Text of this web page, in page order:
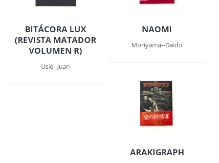
BITÁCORA LUX
(REVISTA MATADOR
VOLUMEN R)
Uslé--Juan
NAOMI
Moriyama--Daido
ARAKIGRAPH